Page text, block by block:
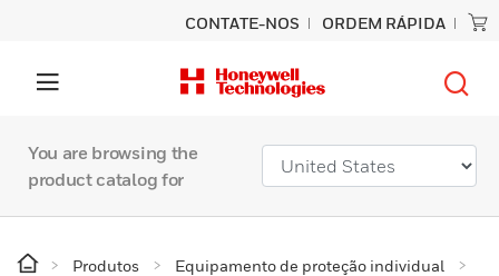
CONTATE-NOS ORDEM RÁPIDA
You are browsing the
product catalog for
Produtos
Equipamento de proteção individual